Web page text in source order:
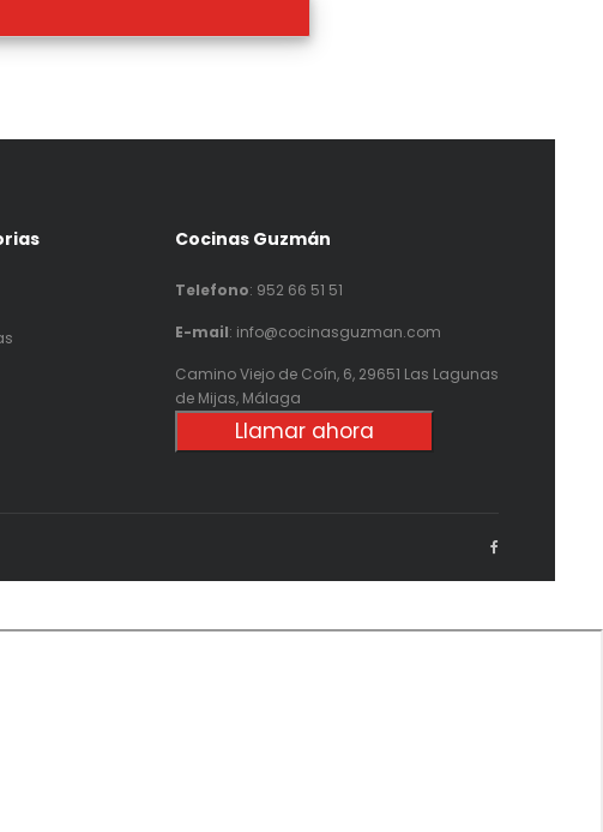
Cocinas Guzmán
Telefono: 952 66 51 51
E-mail: info@cocinasguzman.com
Camino Viejo de Coín, 6, 29651 Las Lagunas
de Mijas, Málaga
Llamar ahora